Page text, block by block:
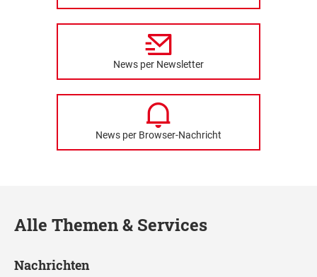
News per Newsletter
News per Browser-Nachricht
Alle Themen & Services
Nachrichten